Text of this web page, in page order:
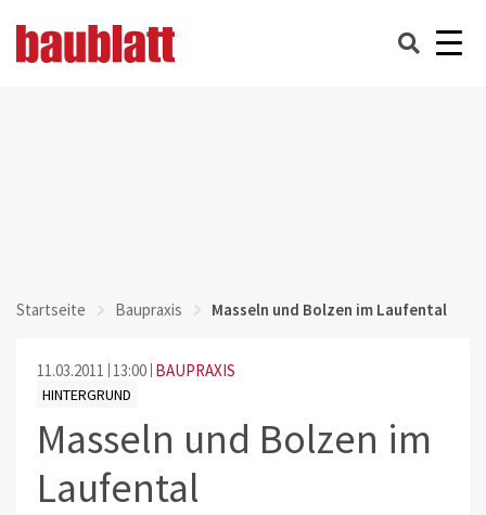
Startseite Baupraxis Masseln und Bolzen im Laufental
11.03.2011 13:00 BAUPRAXIS
HINTERGRUND
Masseln und Bolzen im
Laufental